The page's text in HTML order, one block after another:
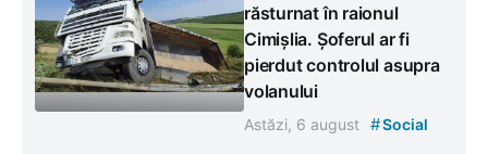
răsturnat în raionul
Cimișlia. Șoferul ar fi
pierdut controlul asupra
volanului
Astăzi, 6 august #Social